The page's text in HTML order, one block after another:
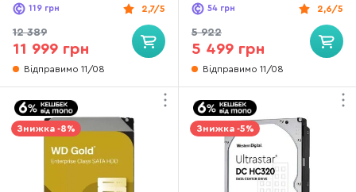
(WDBBGB0060HBK-EESN)
2,7/5
119 грн
12 389
11 999 грн
Відправимо 11/08
(WDBYVG0020BBK-WESN)
2,6/5
54 грн
5 922
5 499 грн
Відправимо 11/08
Знижка -8% Знижка -5%